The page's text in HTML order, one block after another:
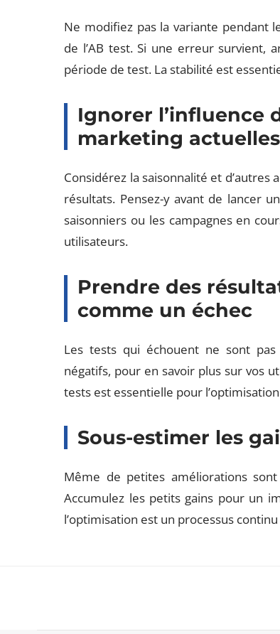
Ne modifiez pas la variante pendant
de l’AB test. Si une erreur survient,
période de test. La stabilité est
Ignorer l’influence
marketing actuelles
Considérez la saisonnalité et
résultats. Pensez-y avant de lancer
saisonniers ou les campagnes en
utilisateurs.
Prendre des
comme un échec
Les tests qui échouent ne sont
négatifs, pour en savoir plus sur vos
tests est essentielle pour
Sous-estimer les
Même de petites améliorations
Accumulez les petits gains pour un
l’optimisation est un processus